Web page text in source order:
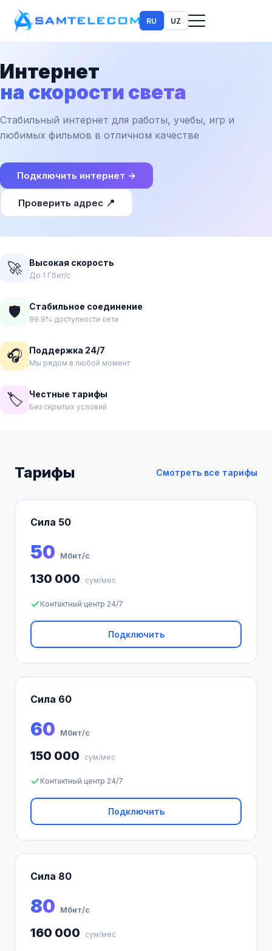
RU UZ
Интернет
на скорости света
Стабильный интернет для работы, учебы, игр и
любимых фильмов в отличном качестве
Подключить интернет →
Проверить адрес 📍
🚀 Высокая скорость
До 1 Гбит/с
🛡️ Стабильное соединение
99.9% доступности сети
🎧 Поддержка 24/7
Мы рядом в любой момент
🏷️ Честные тарифы
Без скрытых условий
Тарифы Смотреть все тарифы
Сила 50
50 Мбит/с
130 000 сум/мес
Контактный центр 24/7
Подключить
Сила 60
60 Мбит/с
150 000 сум/мес
Контактный центр 24/7
Подключить
Сила 80
80 Мбит/с
160 000 сум/мес